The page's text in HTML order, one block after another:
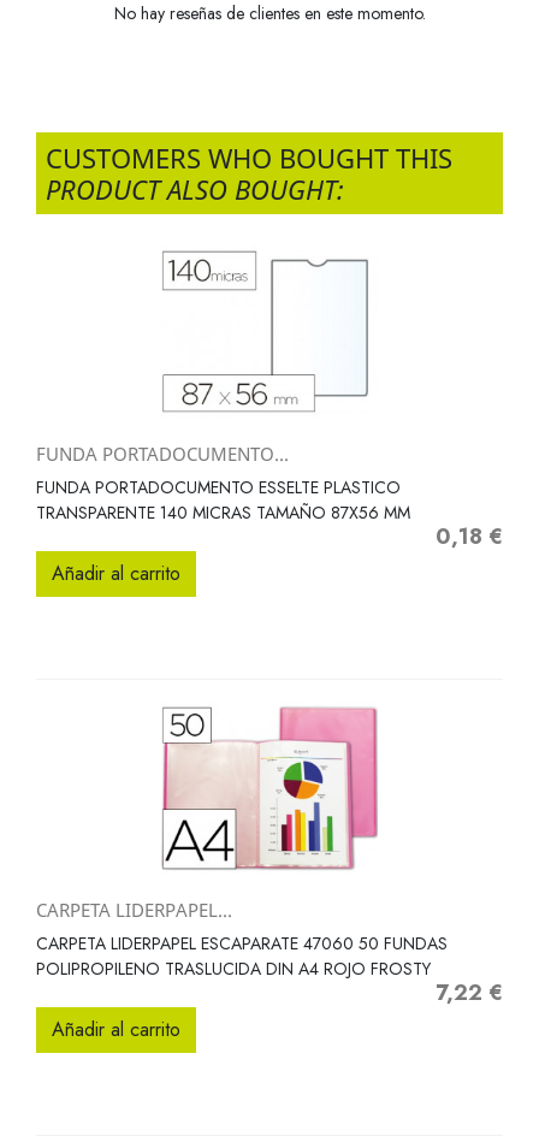
No hay reseñas de clientes en este momento.
CUSTOMERS WHO BOUGHT THIS
PRODUCT ALSO BOUGHT:
FUNDA PORTADOCUMENTO...
FUNDA PORTADOCUMENTO ESSELTE PLASTICO
TRANSPARENTE 140 MICRAS TAMAÑO 87X56 MM
Precio
0,18 €
Añadir al carrito
CARPETA LIDERPAPEL...
CARPETA LIDERPAPEL ESCAPARATE 47060 50 FUNDAS
POLIPROPILENO TRASLUCIDA DIN A4 ROJO FROSTY
Precio
7,22 €
Añadir al carrito